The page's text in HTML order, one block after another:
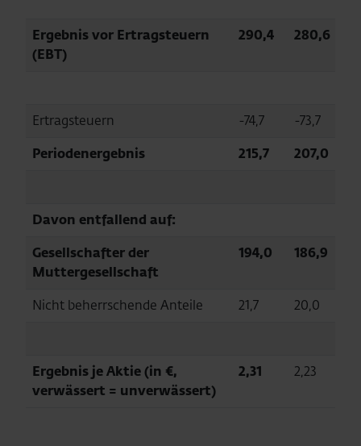
Ergebnis vor Ertragsteuern
(EBT)
290,4 280,6
Ertragsteuern -74,7
-73,7
Periodenergebnis
215,7 207,0
Davon entfallend auf:
Gesellschafter der
Muttergesellschaft
194,0 186,9
Nicht beherrschende Anteile 21,7 20,0
Ergebnis je Aktie (in €,
verwässert = unverwässert)
2,31 2,23